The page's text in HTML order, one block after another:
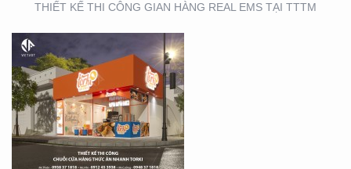
THIẾT KẾ THI CÔNG GIAN HÀNG REAL EMS TẠI TTTM
SẢN XUẤT STANDEE TẠI
TP. HỒ CHÍ MINH